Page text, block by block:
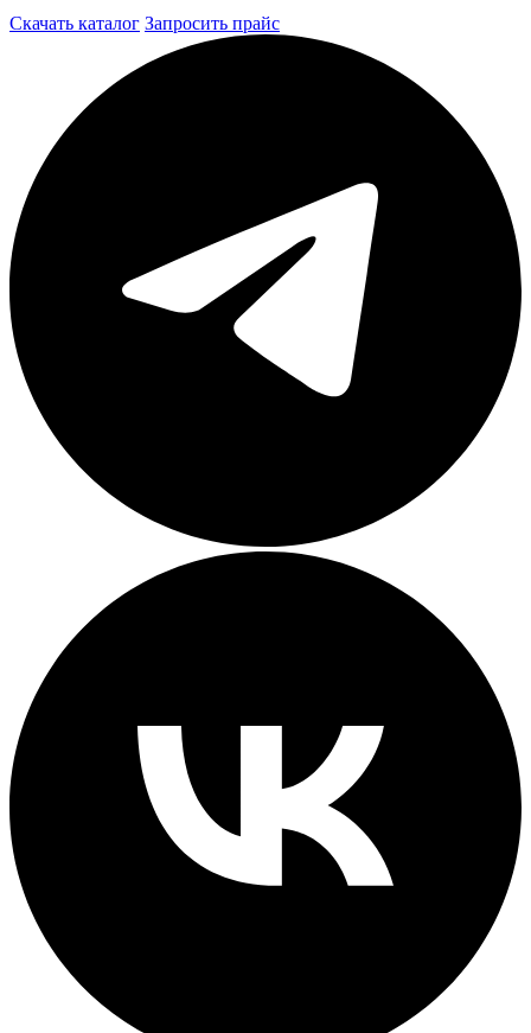
Скачать каталог Запросить прайс